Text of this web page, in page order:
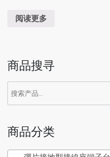
阅读更多
商品搜寻
商品分类